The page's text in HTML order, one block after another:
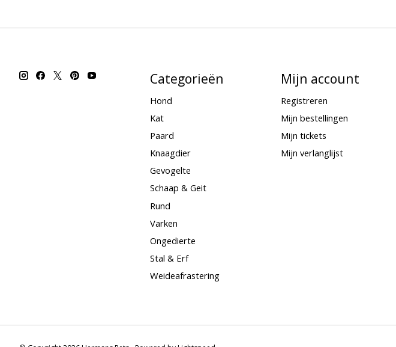
Categorieën
Hond
Kat
Paard
Knaagdier
Gevogelte
Schaap & Geit
Rund
Varken
Ongedierte
Stal & Erf
Weideafrastering
Mijn account
Registreren
Mijn bestellingen
Mijn tickets
Mijn verlanglijst